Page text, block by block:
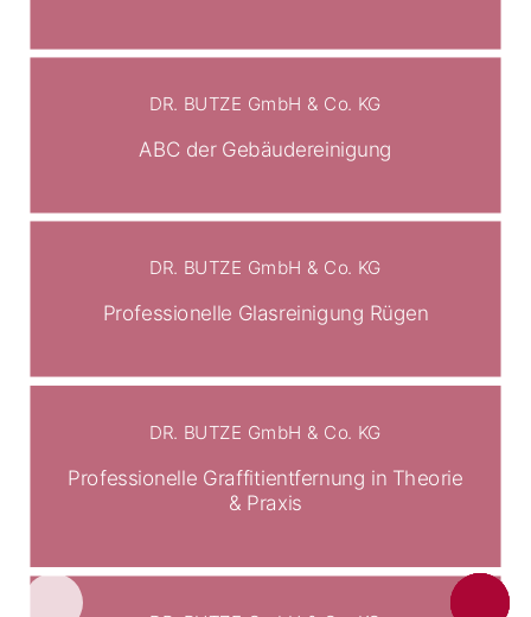
DR. BUTZE GmbH & Co. KG
ABC der Gebäudereinigung
DR. BUTZE GmbH & Co. KG
Professionelle Glasreinigung Rügen
DR. BUTZE GmbH & Co. KG
Professionelle Graffitientfernung in Theorie
& Praxis